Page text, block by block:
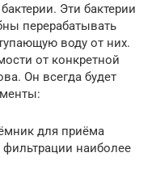
Эти бактерии
перерабатывать
воду от них.
от конкретной
Он всегда будет
для приёма
наиболее